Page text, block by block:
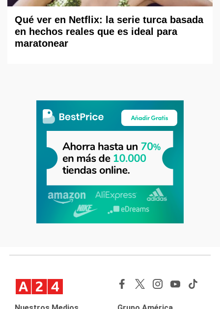
Qué ver en Netflix: la serie turca basada
en hechos reales que es ideal para
maratonear